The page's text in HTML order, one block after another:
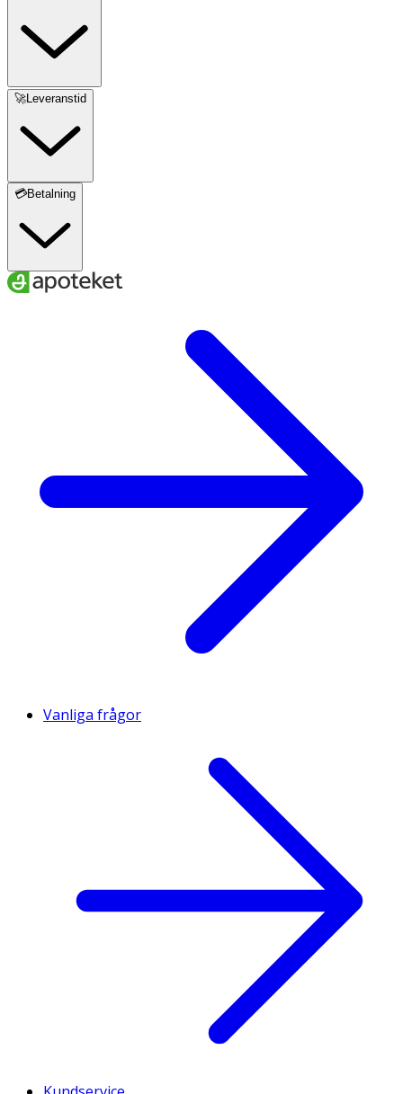
🚀Leveranstid
💳Betalning
Vanliga frågor